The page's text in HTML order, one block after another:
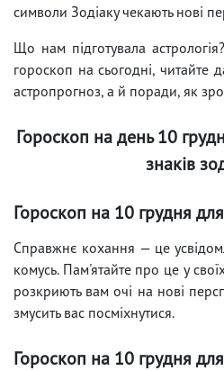
символи Зодіаку чекають нові
Що нам підготувала
гороскоп на сьогодні, читайте
астропрогноз, а й поради, як
Гороскоп на день 10
знаків
Гороскоп на 10 грудня
Справжнє кохання — це
комусь. Пам'ятайте про це у
розкриють вам очі на нові
змусить вас посміхнутися.
Гороскоп на 10 грудня